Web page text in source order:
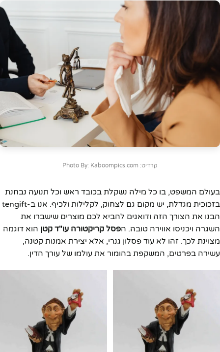
קרדיט: Photo By: Kaboompics.com
בעולם המשפט, בו כל מילה נשקלת בכובד ראש וכל תנועה נבחנת
בזכוכית מגדלת, יש מקום גם לצחוק, לקלילות ולכיף. אנו ב-tengift
הבנו את הצורך הזה ודואגים להביא לכם מוצרים שישברו את
השגרה ויכניסו אווירה טובה. הפסל קריקטורה עו"ד קטן הוא דוגמה
מצוינת לכך. זהו לא עוד פסלון גנרי, אלא יצירת אמנות קטנה,
עשירה בפרטים, המשקפת בהומור את עולמו של עורך הדין.